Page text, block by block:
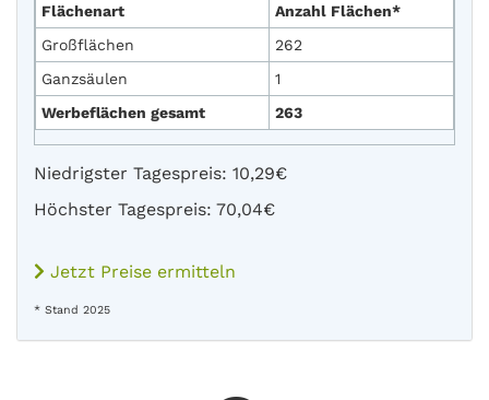
Flächenart
Anzahl Flächen*
Großflächen
262
Ganzsäulen
1
Werbeflächen gesamt
263
Niedrigster Tagespreis: 10,29€
Höchster Tagespreis: 70,04€
Jetzt Preise ermitteln
* Stand 2025